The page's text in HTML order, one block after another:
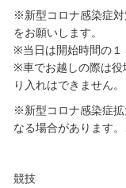
※新型コロナ感染症
をお願いします。
※当日は開始時間の１
※車でお越しの際は役
り入れはできません。
※新型コロナ感染症拡
なる場合があります。
競技